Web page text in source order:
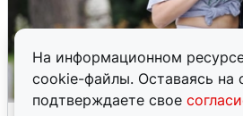
На информационном
cookie-файлы. Оставаясь на
подтверждаете свое